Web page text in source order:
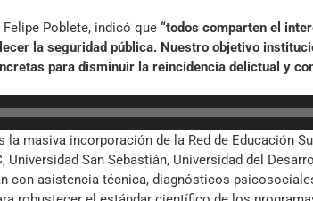
Poblete, indicó que “todos comparten el
la seguridad pública. Nuestro objetivo
para disminuir la reincidencia delictual y
la masiva incorporación de la Red de Educación
Universidad San Sebastián, Universidad del
con asistencia técnica, diagnósticos